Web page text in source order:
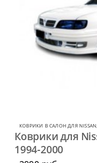
КОВРИКИ В САЛОН ДЛЯ NISSAN,
Коврики для
1994-2000